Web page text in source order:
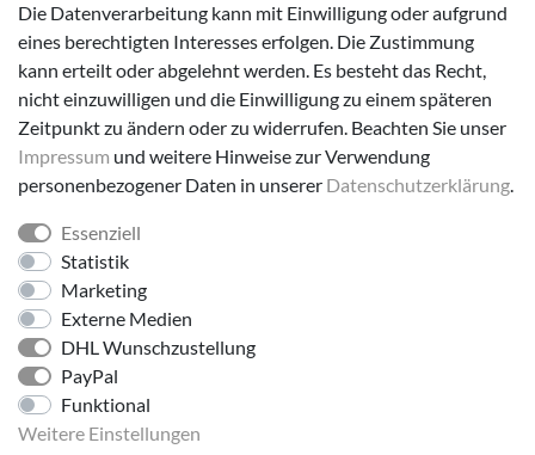
Versanddienstleister
Folge uns!
Die Datenverarbeitung kann mit Einwilligung oder aufgrund
eines berechtigten Interesses erfolgen. Die Zustimmung
kann erteilt oder abgelehnt werden. Es besteht das Recht,
nicht einzuwilligen und die Einwilligung zu einem späteren
Zeitpunkt zu ändern oder zu widerrufen. Beachten Sie unser
Impressum und weitere Hinweise zur Verwendung
personenbezogener Daten in unserer Daten­schutz­erklärung.
Essenziell
Statistik
Marketing
Externe Medien
DHL Wunschzustellung
PayPal
Funktional
Weitere Einstellungen